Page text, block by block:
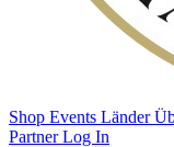
Shop Events Länder
Partner Log In